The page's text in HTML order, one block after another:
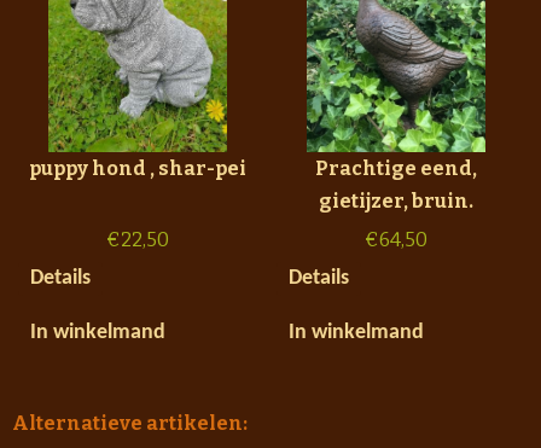
puppy hond , shar-pei
€22,50
Details
In winkelmand
Prachtige eend,
gietijzer, bruin.
€64,50
Details
In winkelmand
Alternatieve artikelen: